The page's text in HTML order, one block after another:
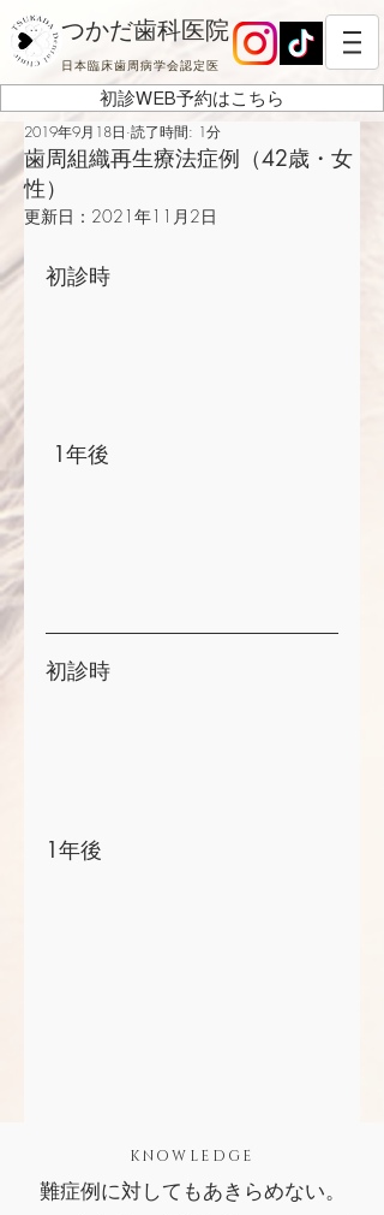
日本臨床歯周病学会認定医
つかだ歯科医院
初診WEB予約はこちら
歯周組織再生療法症例（42歳・女
性）
2019年9月18日 読了時間: 1分
更新日： 2021年11月2日
初診時
1年後
初診時
1年後
KNOWLEDGE
難症例に対してもあきらめない。